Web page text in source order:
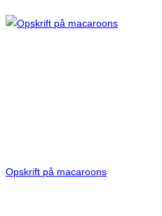
Opskrift på macaroons